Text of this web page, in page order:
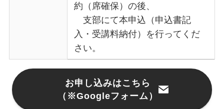
約（席確保）の後、
支部にて本申込（申込書記
入・受講料納付）を行ってくだ
さい。
お申し込みはこちら
（※Googleフォーム）